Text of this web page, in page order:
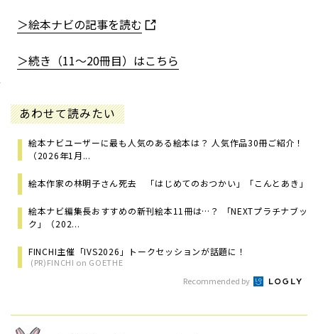
＞絵本ナビの記事を読む
＞続き（11～20冊目）はこちら
あわせて読みたい
絵本ナビユーザーに最も人気のある絵本は？ 人気作品30冊ご紹介！
（2026年1月...
絵本作家の林明子さん死去 「はじめてのおつかい」「こんとあき」
絵本ナビ編集長おすすめの新刊絵本11冊は…？ 「NEXTプラチナブッ
ク」（202...
FINCHI主催「IVS2026」トークセッションが話題に！
(PR)FINCHI on GOETHE
Recommended by